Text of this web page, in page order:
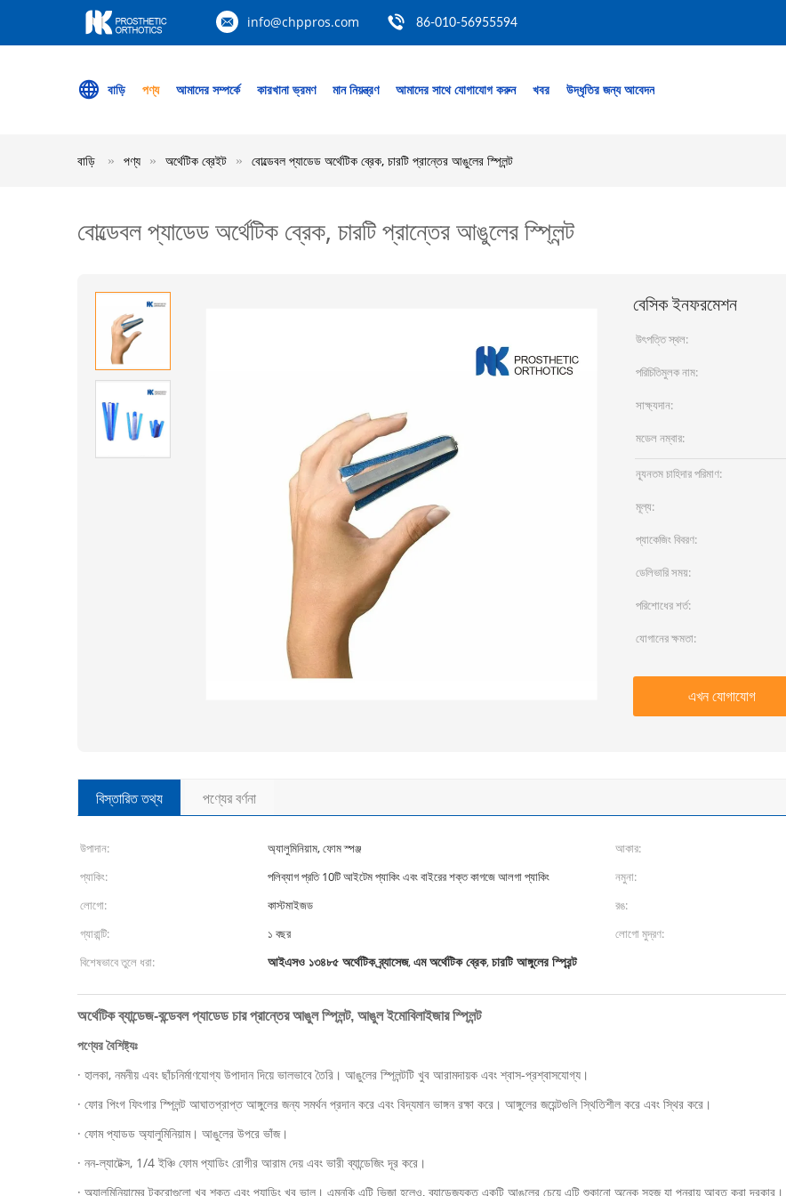
info@chppros.com 86-010-56955594
বাড়ি পণ্য আমাদের সম্পর্কে কারখানা ভ্রমণ মান নিয়ন্ত্রণ আমাদের সাথে যোগাযোগ করুন খবর উদ্ধৃতির জন্য আবেদন
বাড়ি পণ্য অর্থেটিক ব্রেইট বোল্ডেবল প্যাডেড অর্থেটিক ব্রেক, চারটি প্রান্তের আঙুলের স্প্লিন্ট
বোল্ডেবল প্যাডেড অর্থেটিক ব্রেক, চারটি প্রান্তের আঙুলের স্প্লিন্ট
বেসিক ইনফরমেশন
উৎপত্তি স্থল:
পরিচিতিমুলক নাম:
সাক্ষ্যদান:
মডেল নম্বার:
ন্যূনতম চাহিদার পরিমাণ:
মূল্য:
প্যাকেজিং বিবরণ:
ডেলিভারি সময়:
পরিশোধের শর্ত:
যোগানের ক্ষমতা:
এখন যোগাযোগ
বিস্তারিত তথ্য পণ্যের বর্ণনা
উপাদান: অ্যালুমিনিয়াম, ফোম স্পঞ্জ আকার:
প্যাকিং:
পলিব্যাগ প্রতি 10টি আইটেম প্যাকিং এবং বাইরের শক্ত কাগজে আলগা প্যাকিং নমুনা:
লোগো:
কাস্টমাইজড রঙ:
গ্যারান্টি:
১ বছর লোগো মুদ্রণ:
বিশেষভাবে তুলে ধরা:
আইএসও ১৩৪৮৫ অর্থেটিক ব্র্যাসেজ,এম অর্থেটিক ব্রেক,চারটি আঙ্গুলের স্প্রিন্ট
অর্থেটিক ব্যান্ডেজ-বন্ডেবল প্যাডেড চার প্রান্তের আঙুল স্প্লিন্ট, আঙুল ইমোবিলাইজার স্প্লিন্ট
পণ্যের বৈশিষ্ট্যঃ
· হালকা, নমনীয় এবং ছাঁচনির্মাণযোগ্য উপাদান দিয়ে ভালভাবে তৈরি। আঙুলের স্প্লিন্টটি খুব আরামদায়ক এবং শ্বাস-প্রশ্বাসযোগ্য।
· ফোর পিংগ ফিংগার স্প্লিন্ট আঘাতপ্রাপ্ত আঙ্গুলের জন্য সমর্থন প্রদান করে এবং বিদ্যমান ভাঙ্গন রক্ষা করে। আঙ্গুলের জয়েন্টগুলি স্থিতিশীল করে এবং স্থির করে।
· ফোম প্যাডড অ্যালুমিনিয়াম। আঙুলের উপরে ভাঁজ।
· নন-ল্যাটেক্স, 1/4 ইঞ্চি ফোম প্যাডিং রোগীর আরাম দেয় এবং ভারী ব্যান্ডেজিং দূর করে।
· অ্যালুমিনিয়ামের টুকরোগুলো খুব শক্ত এবং প্যাডিং খুব ভাল। এমনকি এটি ভিজা হলেও, ব্যান্ডেজযুক্ত একটি আঙুলের চেয়ে এটি শুকানো অনেক সহজ যা পুনরায় আবৃত করা দরকার।